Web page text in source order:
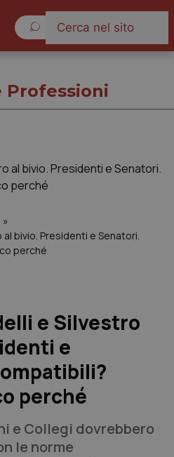
Professioni
»
bivio. Presidenti e Senatori.
perché
e Silvestro
e
perché
e Collegi dovrebbero
le norme